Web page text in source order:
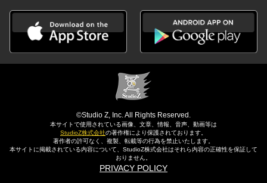
©Studio Z, Inc. All Rights Reserved.
本サイトで使用されている画像、文章、情報、音声、動画等は
StudioZ株式会社の著作権により保護されております。
著作者の許可なく、複製、転載等の行為を禁止いたします。
本サイトに掲載されている内容について、StudioZ株式会社はそれら内容の正確性を保証して
おりません。
PRIVACY POLICY